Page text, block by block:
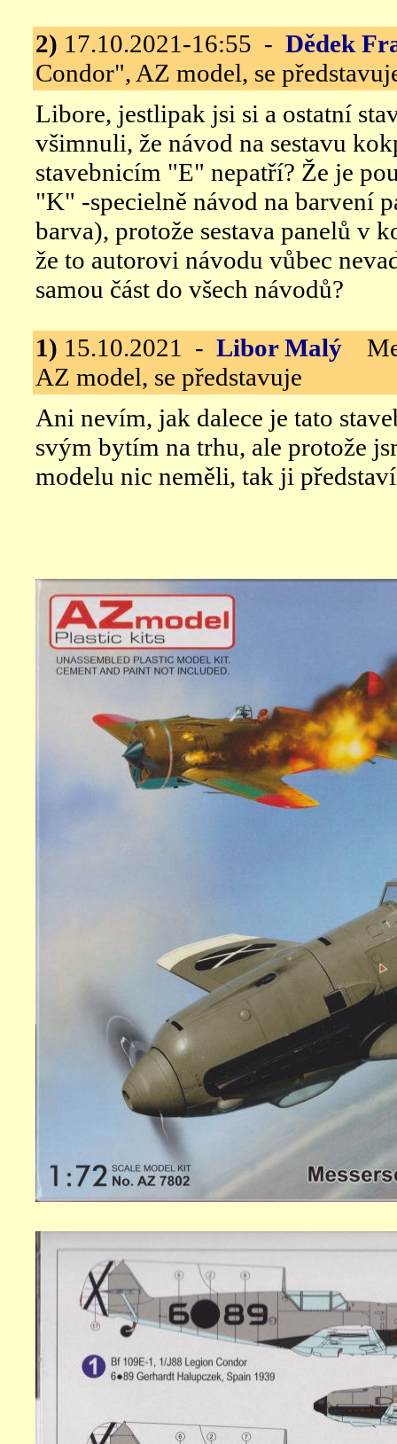
2) 17.10.2021-16:55 - Dědek
Condor", AZ model, se
Libore, jestlipak jsi si a ostatní
všimnuli, že návod na sestavu
stavebnicím "E" nepatří? Že je
"K" -specielně návod na barvení
barva), protože sestava panelů v
že to autorovi návodu vůbec
samou část do všech návodů?
1) 15.10.2021 - Libor Malý
AZ model, se představuje
Ani nevím, jak dalece je tato
svým bytím na trhu, ale protože
modelu nic neměli, tak ji